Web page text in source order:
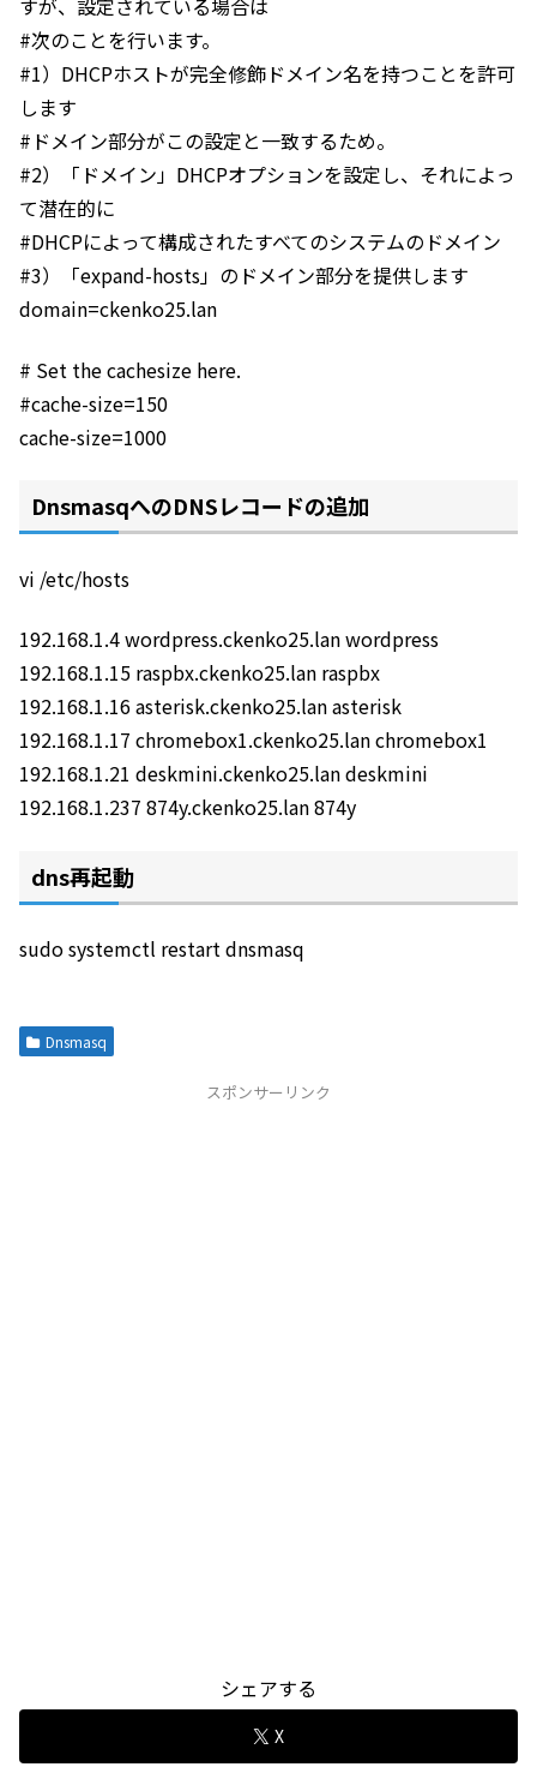
すが、設定されている場合は
#次のことを行います。
#1）DHCPホストが完全修飾ドメイン名を持つことを許可
します
#ドメイン部分がこの設定と一致するため。
#2）「ドメイン」DHCPオプションを設定し、それによっ
て潜在的に
#DHCPによって構成されたすべてのシステムのドメイン
#3）「expand-hosts」のドメイン部分を提供します
domain=ckenko25.lan
# Set the cachesize here.
#cache-size=150
cache-size=1000
DnsmasqへのDNSレコードの追加
vi /etc/hosts
192.168.1.4 wordpress.ckenko25.lan wordpress
192.168.1.15 raspbx.ckenko25.lan raspbx
192.168.1.16 asterisk.ckenko25.lan asterisk
192.168.1.17 chromebox1.ckenko25.lan chromebox1
192.168.1.21 deskmini.ckenko25.lan deskmini
192.168.1.237 874y.ckenko25.lan 874y
dns再起動
sudo systemctl restart dnsmasq
Dnsmasq
スポンサーリンク
シェアする
X